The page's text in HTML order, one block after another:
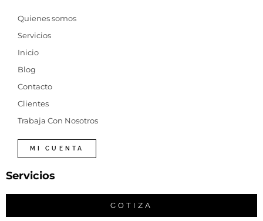
Quienes somos
Servicios
Inicio
Blog
Contacto
Clientes
Trabaja Con Nosotros
MI CUENTA
Servicios
COTIZA